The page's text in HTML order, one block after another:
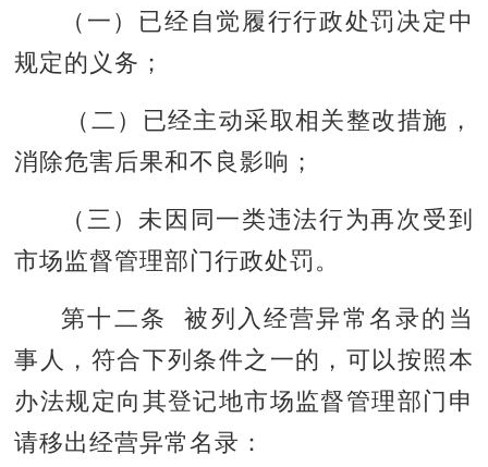
（一）已经自觉履行行政处罚决定中
规定的义务；
（二）已经主动采取相关整改措施，
消除危害后果和不良影响；
（三）未因同一类违法行为再次受到
市场监督管理部门行政处罚。
第十二条 被列入经营异常名录的当
事人，符合下列条件之一的，可以按照本
办法规定向其登记地市场监督管理部门申
请移出经营异常名录：